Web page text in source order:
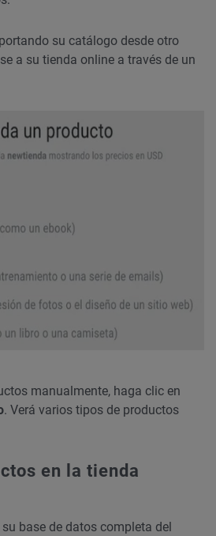
su catálogo desde otro
a su tienda online a través de un
manualmente, haga clic en
. Verá varios tipos de productos
en la tienda
base de datos completa del